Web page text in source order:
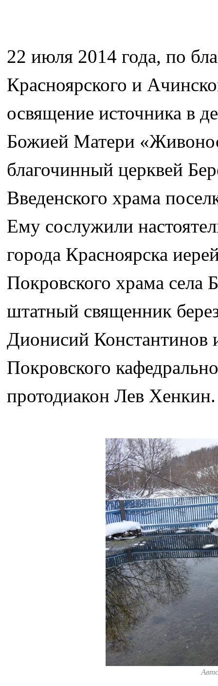
22 июля 2014 года, по
Красноярского и
освящение источника в
Божией Матери
благочинный церквей
Введенского храма
Ему сослужили
города Красноярска
Покровского храма села
штатный священник
Дионисий Константинов
Покровского
протодиакон Лев Хенкин.